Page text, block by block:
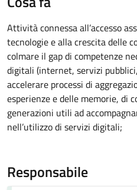
Attività connessa all’accesso
tecnologie e alla crescita delle
colmare il gap di competenze
digitali (internet, servizi
accelerare processi di
esperienze e delle memorie, di
generazioni utili ad
nell’utilizzo di servizi digitali;
Responsabile